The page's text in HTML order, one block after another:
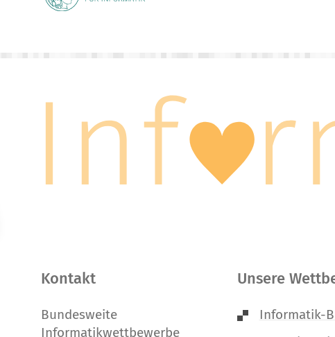
Kontakt
Bundesweite
Informatikwettbewerbe
Unsere
Informatik-